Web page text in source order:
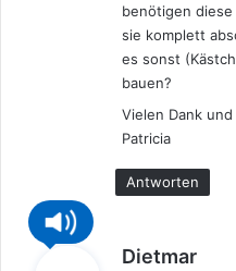
benötigen
sie komplett
es sonst
bauen?
Vielen Dank
Patricia
Antworten
Dietmar